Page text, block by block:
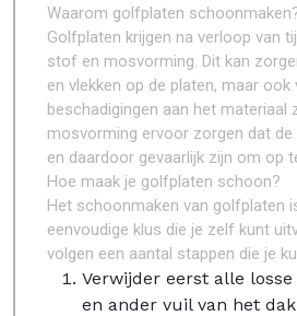
Waarom golfplaten
Golfplaten krijgen na verloop van
stof en mosvorming. Dit kan
en vlekken op de platen, maar ook
beschadigingen aan het materiaal
mosvorming ervoor zorgen dat de
en daardoor gevaarlijk zijn om op
Hoe maak je golfplaten schoon?
Het schoonmaken van golfplaten
eenvoudige klus die je zelf kunt
volgen een aantal stappen die je
Verwijder eerst alle
en ander vuil van het